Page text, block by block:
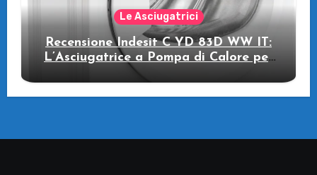
Le Asciugatrici
Recensione Indesit C YD 83D WW IT:
L’Asciugatrice a Pompa di Calore per
il Tuo Benessere